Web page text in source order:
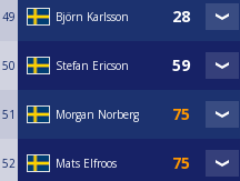
49 Björn Karlsson
50 Stefan Ericson
51 Morgan Norberg
52 Mats Elfroos